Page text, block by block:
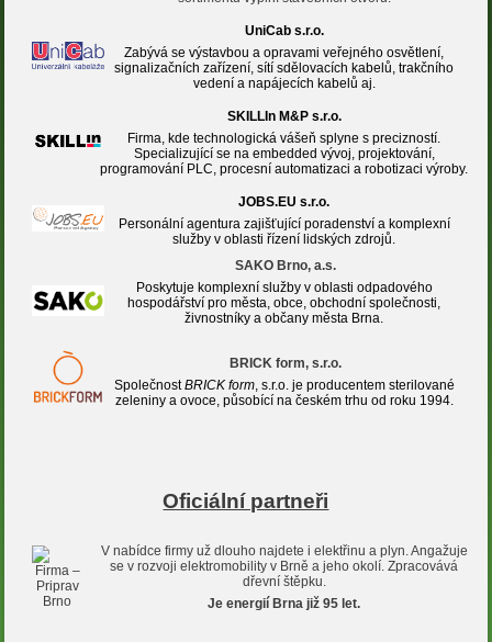
UniCab s.r.o.
Zabývá se výstavbou a opravami veřejného osvětlení,
signalizačních zařízení, sítí sdělovacích kabelů, trakčního
vedení a napájecích kabelů aj.
SKILLIn M&P s.r.o.
Firma, kde technologická vášeň splyne s precizností.
Specializující se na embedded vývoj, projektování,
programování PLC, procesní automatizaci a robotizaci výroby.
JOBS.EU s.r.o.
Personální agentura zajišťující poradenství a komplexní
služby v oblasti řízení lidských zdrojů.
SAKO Brno, a.s.
Poskytuje komplexní služby v oblasti odpadového
hospodářství pro města, obce, obchodní společnosti,
živnostníky a občany města Brna.
BRICK form, s.r.o.
SpolečnostBRICK form, s.r.o. je producentem sterilované
zeleniny a ovoce, působící na českém trhu od roku 1994.
Oficiální partneři
V nabídce firmy už dlouho najdete i elektřinu a plyn. Angažuje
se v rozvoji elektromobility v Brně a jeho okolí. Zpracovává
dřevní štěpku.
Je energií Brna již 95 let.